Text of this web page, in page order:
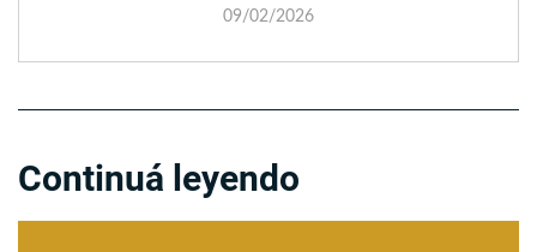
09/02/2026
Continuá leyendo